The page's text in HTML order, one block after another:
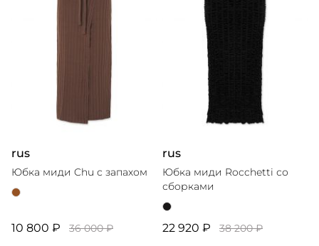
rus
Юбка миди Chu с запахом
10 800 ₽ 36 000 ₽
rus
Юбка миди Rocchetti со
сборками
22 920 ₽ 38 200 ₽